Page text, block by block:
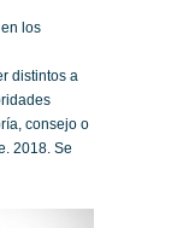
los
distintos a
consejo o
2018. Se